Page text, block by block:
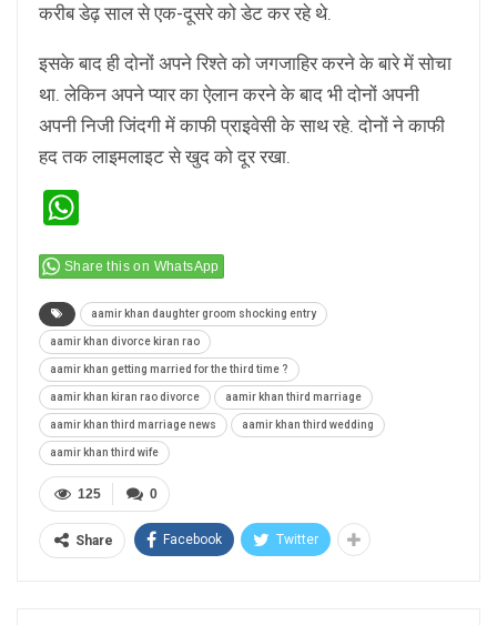
करीब डेढ़ साल से एक-दूसरे को डेट कर रहे थे.
इसके बाद ही दोनों अपने रिश्ते को जगजाहिर करने के बारे में सोचा
था. लेकिन अपने प्यार का ऐलान करने के बाद भी दोनों अपनी
अपनी निजी जिंदगी में काफी प्राइवेसी के साथ रहे. दोनों ने काफी
हद तक लाइमलाइट से खुद को दूर रखा.
Share this on WhatsApp
aamir khan daughter groom shocking entry
aamir khan divorce kiran rao
aamir khan getting married for the third time ?
aamir khan kiran rao divorce aamir khan third marriage
aamir khan third marriage news aamir khan third wedding
aamir khan third wife
0
125
Share Facebook Twitter